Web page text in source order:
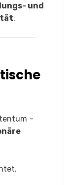
und
.
–